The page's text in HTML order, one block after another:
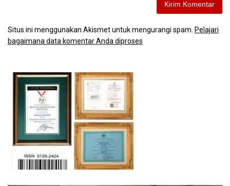
Situs ini menggunakan Akismet untuk mengurangi spam. Pelajari
bagaimana data komentar Anda diproses